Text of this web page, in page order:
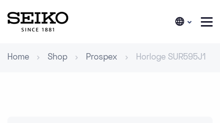
Home Shop Prospex Horloge SUR595J1